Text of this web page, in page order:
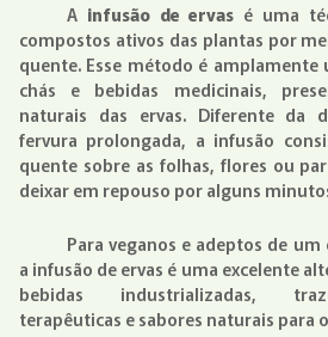
A infusão de ervas é uma
compostos ativos das plantas por
quente. Esse método é
chás e bebidas medicinais,
naturais das ervas. Diferente da
fervura prolongada, a infusão
quente sobre as folhas, flores ou
deixar em repouso por alguns
Para veganos e adeptos de
a infusão de ervas é uma excelente
bebidas industrializadas,
terapêuticas e sabores naturais para